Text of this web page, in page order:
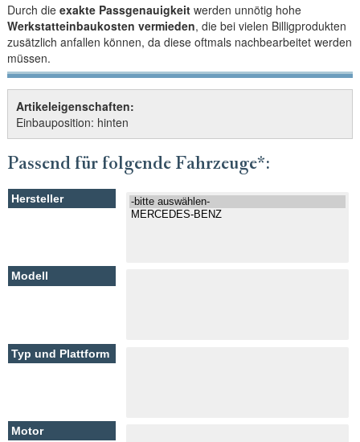
Durch die exakte Passgenauigkeitwerden unnötig hohe
Werkstatteinbaukosten vermieden, die bei vielen Billigprodukten
zusätzlich anfallen können, da diese oftmals nachbearbeitet werden
müssen.
Artikeleigenschaften:
Einbauposition: hinten
Passend für folgende Fahrzeuge*: